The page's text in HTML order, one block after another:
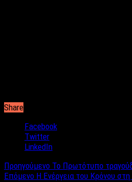
Share
Facebook
Twitter
LinkedIn
Προηγούμενο To Πρωτότυπο
Επόμενο H Ενέργεια του Κρόνου